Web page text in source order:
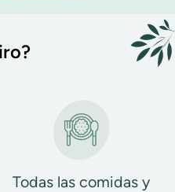
Todas las comidas y